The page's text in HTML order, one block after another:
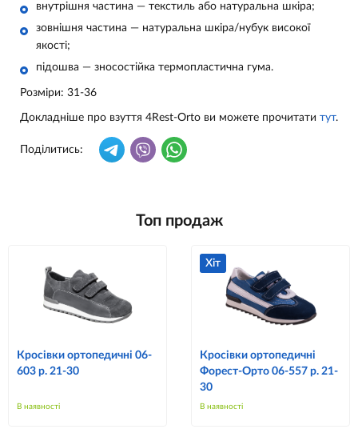
внутрішня частина — текстиль або натуральна шкіра;
зовнішня частина — натуральна шкіра/нубук високої
якості;
підошва — зносостійка термопластична гума.
Розміри: 31-36
Докладніше про взуття 4Rest-Orto ви можете прочитати тут.
Поділитись:
Топ продаж
Кросівки ортопедичні 06-
603 р. 21-30
В наявності
Хіт
Кросівки ортопедичні
Форест-Орто 06-557 р. 21-
30
В наявності